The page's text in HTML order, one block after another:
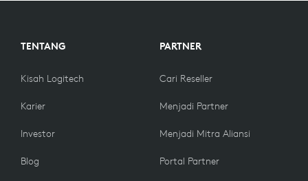
TENTANG
Kisah Logitech
Karier
Investor
Blog
PARTNER
Cari Reseller
Menjadi Partner
Menjadi Mitra Aliansi
Portal Partner